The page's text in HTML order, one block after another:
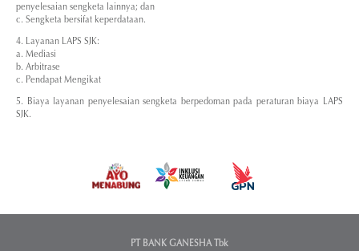
penyelesaian sengketa lainnya; dan
c. Sengketa bersifat keperdataan.
4. Layanan LAPS SJK:
a. Mediasi
b. Arbitrase
c. Pendapat Mengikat
5. Biaya layanan penyelesaian sengketa berpedoman pada peraturan biaya LAPS
SJK.
PT BANK GANESHA Tbk